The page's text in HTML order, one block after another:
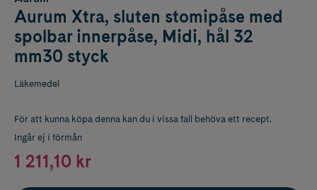
Aurum Xtra, sluten stomipåse med
spolbar innerpåse, Midi, hål 32
mm30 styck
Läkemedel
För att kunna köpa denna kan du i vissa fall behöva ett recept.
Ingår ej i förmån
1 211,10 kr